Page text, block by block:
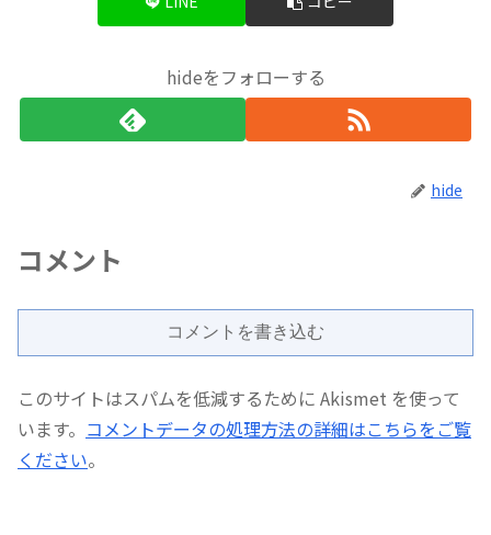
hideをフォローする
hide
コメント
コメントを書き込む
このサイトはスパムを低減するために Akismet を使って
います。 コメントデータの処理方法の詳細はこちらをご覧
ください。